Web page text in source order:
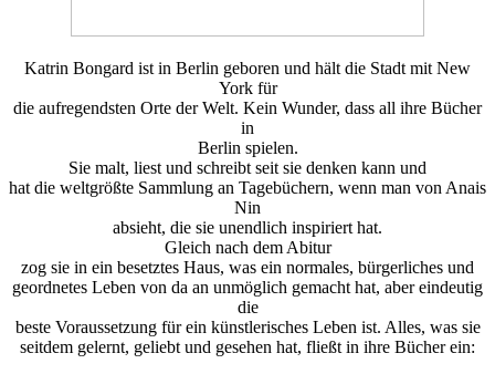
Katrin Bongard ist in Berlin geboren und hält die Stadt mit New
York für
die aufregendsten Orte der Welt. Kein Wunder, dass all ihre Bücher
in
Berlin spielen.
Sie malt, liest und schreibt seit sie denken kann und
hat die weltgrößte Sammlung an Tagebüchern, wenn man von Anais
Nin
absieht, die sie unendlich inspiriert hat.
Gleich nach dem Abitur
zog sie in ein besetztes Haus, was ein normales, bürgerliches und
geordnetes Leben von da an unmöglich gemacht hat, aber eindeutig
die
beste Voraussetzung für ein künstlerisches Leben ist. Alles, was sie
seitdem gelernt, geliebt und gesehen hat, fließt in ihre Bücher ein: